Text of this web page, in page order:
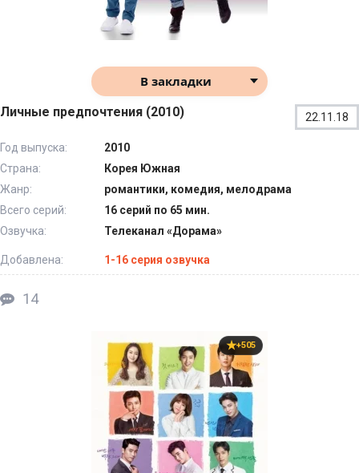
В закладки
Личные предпочтения (2010) 22.11.18
Год выпуска:
2010
Страна:
Корея Южная
Жанр:
романтики, комедия, мелодрама
Всего серий:
16 серий по 65 мин.
Озвучка:
Телеканал «Дорама»
Добавлена: 1-16 серия озвучка
14
+505